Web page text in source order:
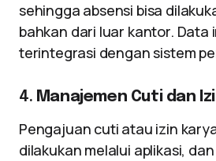
sehingga absensi bisa
bahkan dari luar kantor. Data
terintegrasi dengan sistem
4. Manajemen Cuti dan
Pengajuan cuti atau izin
dilakukan melalui aplikasi,